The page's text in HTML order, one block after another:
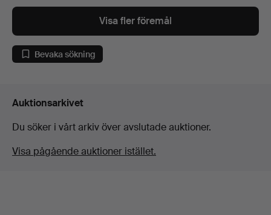
Visa fler föremål
Bevaka sökning
Auktionsarkivet
Du söker i vårt arkiv över avslutade auktioner.
Visa pågående auktioner istället.